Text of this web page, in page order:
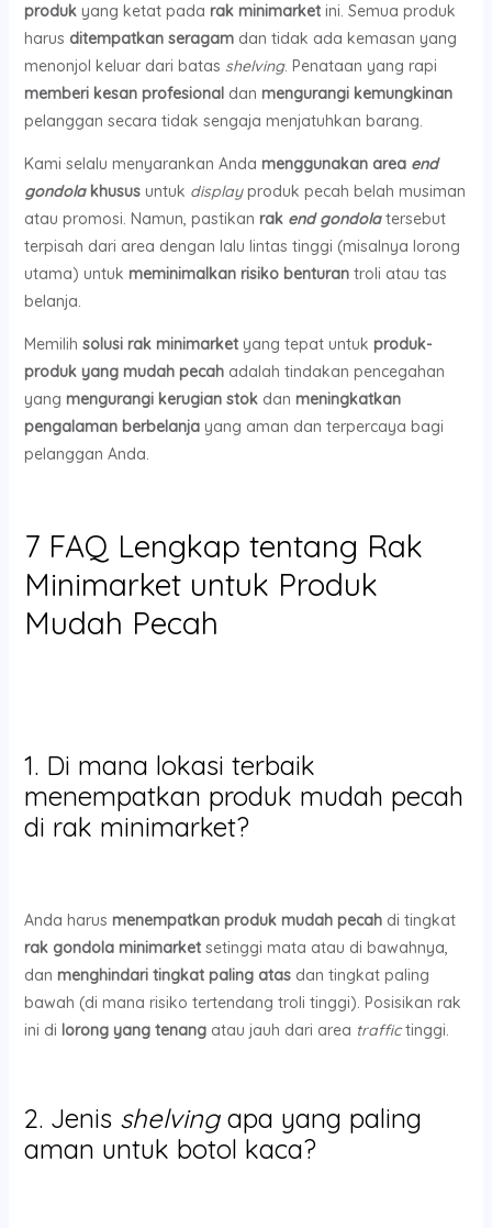
produkyang ketat pada rak minimarketini. Semua produk
harus ditempatkan seragamdan tidak ada kemasan yang
menonjol keluar dari batas shelving. Penataan yang rapi
memberi kesan profesionaldan mengurangi kemungkinan
pelanggan secara tidak sengaja menjatuhkan barang.
Kami selalu menyarankan Anda menggunakan area end
gondolakhususuntuk displayproduk pecah belah musiman
atau promosi. Namun, pastikan rak end gondolatersebut
terpisah dari area dengan lalu lintas tinggi (misalnya lorong
utama) untuk meminimalkan risiko benturantroli atau tas
belanja.
Memilih solusi rak minimarketyang tepat untuk produk-
produk yang mudah pecahadalah tindakan pencegahan
yang mengurangi kerugian stokdan meningkatkan
pengalaman berbelanjayang aman dan terpercaya bagi
pelanggan Anda.
7 FAQ Lengkap tentang Rak
Minimarket untuk Produk
Mudah Pecah
1. Di mana lokasi terbaik
menempatkan produk mudah pecah
di rak minimarket?
Anda harus menempatkan produk mudah pecahdi tingkat
rak gondola minimarketsetinggi mata atau di bawahnya,
dan menghindari tingkat paling atasdan tingkat paling
bawah (di mana risiko tertendang troli tinggi). Posisikan rak
ini di lorong yang tenangatau jauh dari area traffictinggi.
2. Jenis shelvingapa yang paling
aman untuk botol kaca?